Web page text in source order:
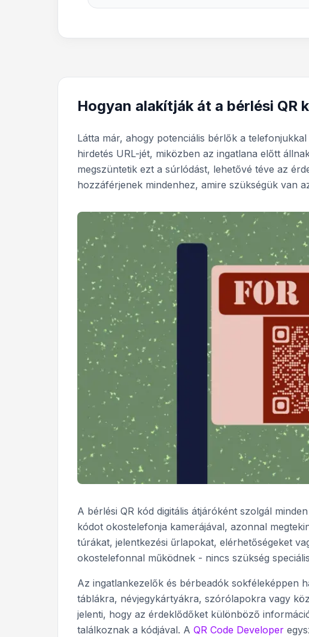
Hogyan alakítják át a bérlési QR
Látta már, ahogy potenciális bérlők a
hirdetés URL-jét, miközben az ingatlana előtt
megszüntetik ezt a súrlódást, lehetővé téve az
hozzáférjenek mindenhez, amire szükségük van
A bérlési QR kód digitális átjáróként szolgál
kódot okostelefonja kamerájával, azonnal
túrákat, jelentkezési űrlapokat, elérhetőségeket
okostelefonnal működnek - nincs szükség
Az ingatlankezelők és bérbeadók sokféleképpen
táblákra, névjegykártyákra, szórólapokra vagy
jelenti, hogy az érdeklődőket különböző
találkoznak a kódjával. A QR Code Developer